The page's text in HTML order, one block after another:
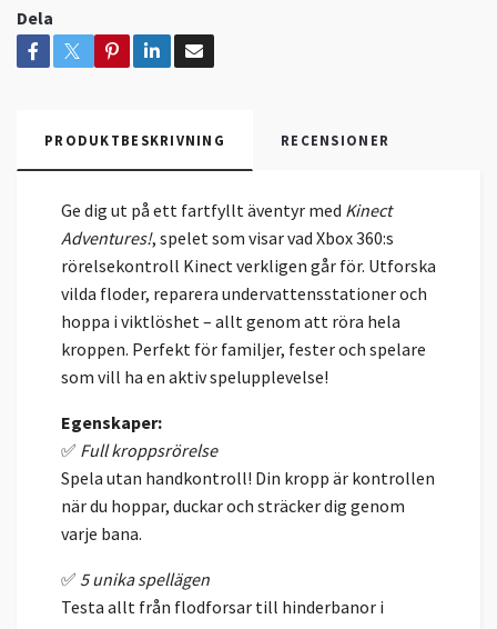
Dela
PRODUKTBESKRIVNING RECENSIONER
Ge dig ut på ett fartfyllt äventyr med Kinect
Adventures!, spelet som visar vad Xbox 360:s
rörelsekontroll Kinect verkligen går för. Utforska
vilda floder, reparera undervattensstationer och
hoppa i viktlöshet – allt genom att röra hela
kroppen. Perfekt för familjer, fester och spelare
som vill ha en aktiv spelupplevelse!
Egenskaper:
✅ Full kroppsrörelse
Spela utan handkontroll! Din kropp är kontrollen
när du hoppar, duckar och sträcker dig genom
varje bana.
✅ 5 unika spellägen
Testa allt från flodforsar till hinderbanor i